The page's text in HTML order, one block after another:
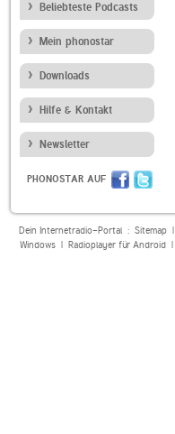
Beliebteste Podcasts
Mein phonostar
Downloads
Hilfe & Kontakt
Newsletter
PHONOSTAR AUF
Dein Internetradio-Portal : Sitemap|
Windows| Radioplayer für Android|